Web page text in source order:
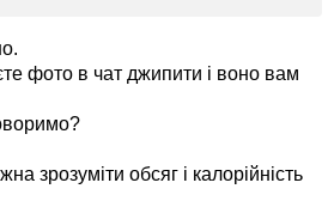
фото в чат джипити і воно вам
зрозуміти обсяг і калорійність